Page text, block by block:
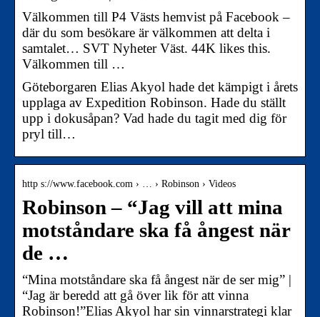
Välkommen till P4 Västs hemvist på Facebook –
där du som besökare är välkommen att delta i
samtalet… SVT Nyheter Väst. 44K likes this.
Välkommen till …
Göteborgaren Elias Akyol hade det kämpigt i årets
upplaga av Expedition Robinson. Hade du ställt
upp i dokusåpan? Vad hade du tagit med dig för
pryl till…
http s://www.facebook.com › … › Robinson › Videos
Robinson – “Jag vill att mina
motståndare ska få ångest när
de …
“Mina motståndare ska få ångest när de ser mig” |
“Jag är beredd att gå över lik för att vinna
Robinson!”Elias Akyol har sin vinnarstrategi klar